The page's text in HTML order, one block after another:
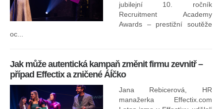
jubilejní 10. ročník
Recruitment Academy
Awards – prestižní soutěže
oc...
Jak může autentická kampaň změnit firmu zevnitř –
případ Effectix a zničené ÁÍčko
Jana Rebicerová, HR
manažerka Effectix.com